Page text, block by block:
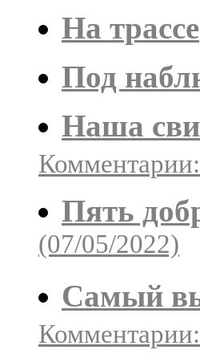
На трассе
Под
Наша
Пять
(07/05/2022)
Самый